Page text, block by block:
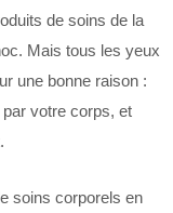
de soins de la
Mais tous les yeux
une bonne raison :
votre corps, et
soins corporels en